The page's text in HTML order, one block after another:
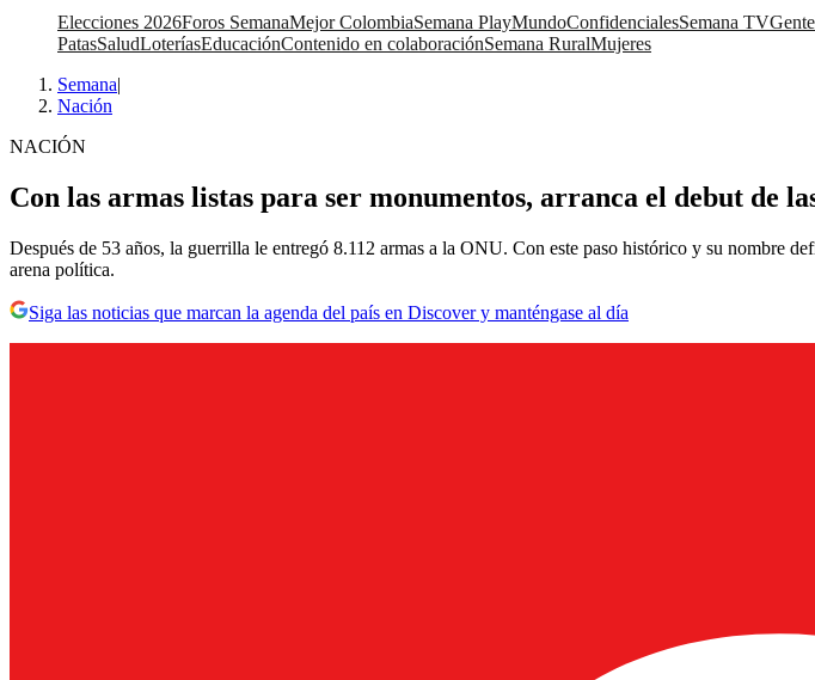
Elecciones 2026Foros SemanaMejor ColombiaSemana PlayMundoConfidencialesSemana TVGente
PatasSaludLoteríasEducaciónContenido en colaboraciónSemana RuralMujeres
Semana|
Nación
NACIÓN
Con las armas listas para ser monumentos, arranca el debut de
Después de 53 años, la guerrilla le entregó 8.112 armas a la ONU. Con este paso histórico y su nombre
arena política.
Siga las noticias que marcan la agenda del país en Discover y manténgase al día